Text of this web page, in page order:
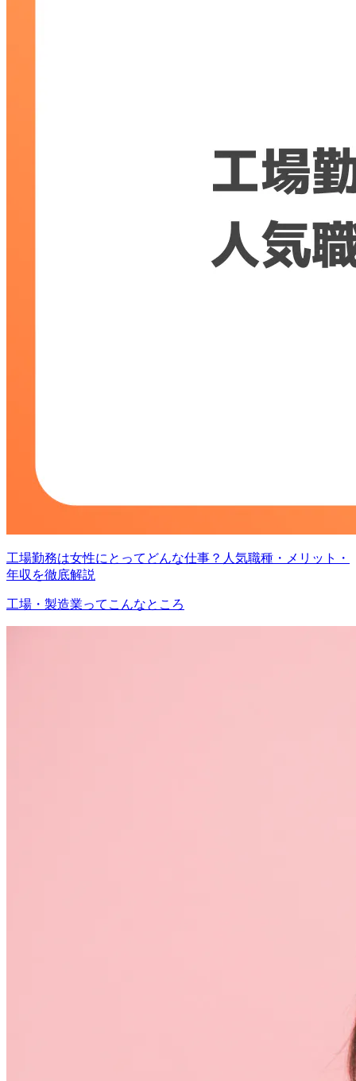
工場勤務は女性にとってどんな仕事？人気職種・メリット・
年収を徹底解説
工場・製造業ってこんなところ